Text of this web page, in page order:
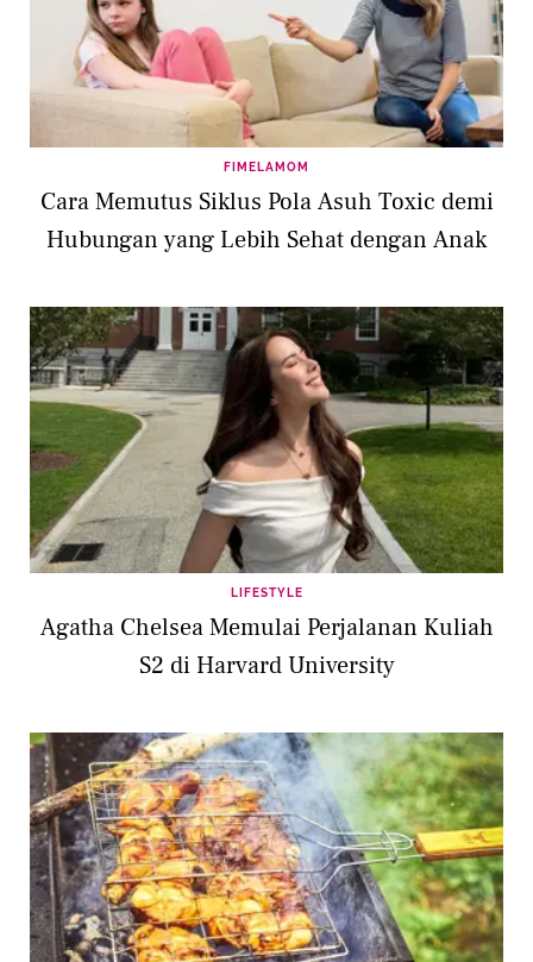
FIMELAMOM
Cara Memutus Siklus Pola Asuh Toxic demi
Hubungan yang Lebih Sehat dengan Anak
LIFESTYLE
Agatha Chelsea Memulai Perjalanan Kuliah
S2 di Harvard University